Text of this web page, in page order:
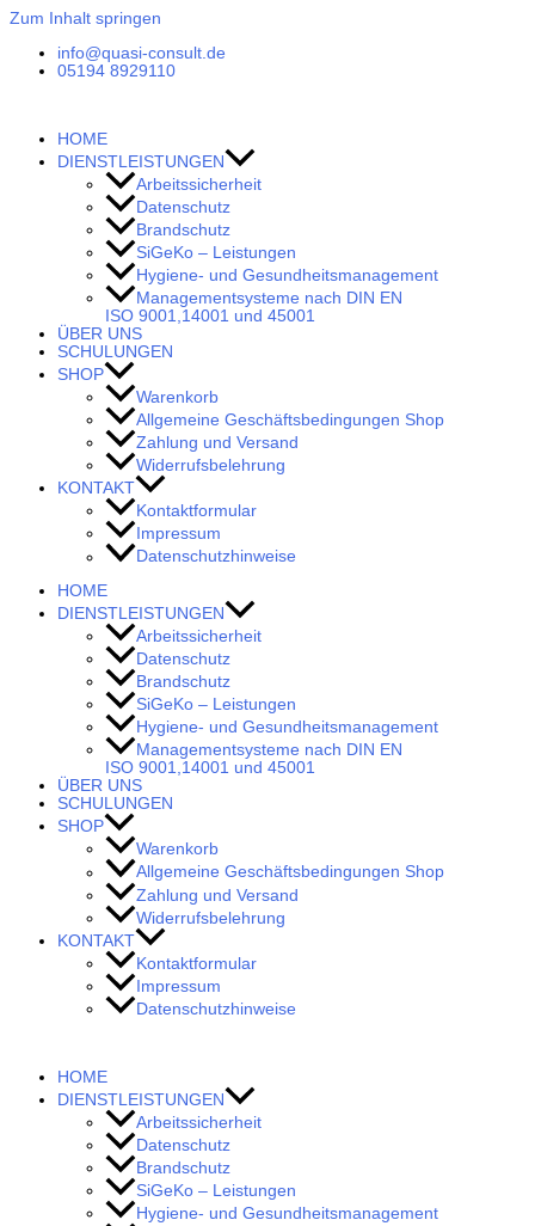
Zum Inhalt springen
info@quasi-consult.de
05194 8929110
HOME
DIENSTLEISTUNGEN
Arbeitssicherheit
Datenschutz
Brandschutz
SiGeKo – Leistungen
Hygiene- und Gesundheitsmanagement
Managementsysteme nach DIN EN
ISO 9001,14001 und 45001
ÜBER UNS
SCHULUNGEN
SHOP
Warenkorb
Allgemeine Geschäftsbedingungen Shop
Zahlung und Versand
Widerrufsbelehrung
KONTAKT
Kontaktformular
Impressum
Datenschutzhinweise
HOME
DIENSTLEISTUNGEN
Arbeitssicherheit
Datenschutz
Brandschutz
SiGeKo – Leistungen
Hygiene- und Gesundheitsmanagement
Managementsysteme nach DIN EN
ISO 9001,14001 und 45001
ÜBER UNS
SCHULUNGEN
SHOP
Warenkorb
Allgemeine Geschäftsbedingungen Shop
Zahlung und Versand
Widerrufsbelehrung
KONTAKT
Kontaktformular
Impressum
Datenschutzhinweise
HOME
DIENSTLEISTUNGEN
Arbeitssicherheit
Datenschutz
Brandschutz
SiGeKo – Leistungen
Hygiene- und Gesundheitsmanagement